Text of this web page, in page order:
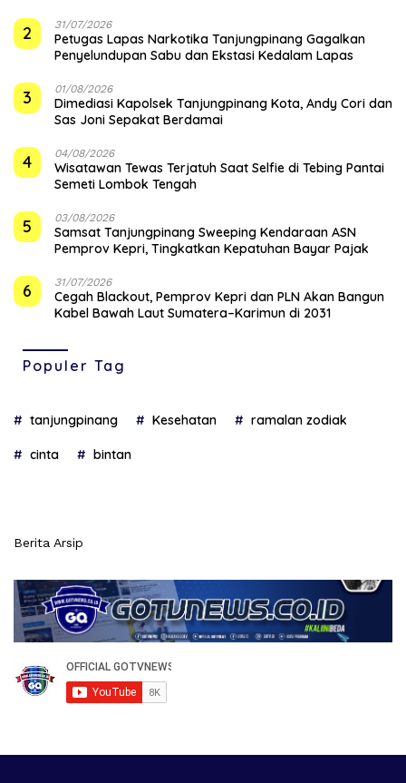
2 31/07/2026
Petugas Lapas Narkotika Tanjungpinang Gagalkan
Penyelundupan Sabu dan Ekstasi Kedalam Lapas
3 01/08/2026
Dimediasi Kapolsek Tanjungpinang Kota, Andy Cori dan
Sas Joni Sepakat Berdamai
4 04/08/2026
Wisatawan Tewas Terjatuh Saat Selfie di Tebing Pantai
Semeti Lombok Tengah
5 03/08/2026
Samsat Tanjungpinang Sweeping Kendaraan ASN
Pemprov Kepri, Tingkatkan Kepatuhan Bayar Pajak
6 31/07/2026
Cegah Blackout, Pemprov Kepri dan PLN Akan Bangun
Kabel Bawah Laut Sumatera–Karimun di 2031
Populer Tag
tanjungpinang Kesehatan ramalan zodiak
cinta bintan
Berita Arsip